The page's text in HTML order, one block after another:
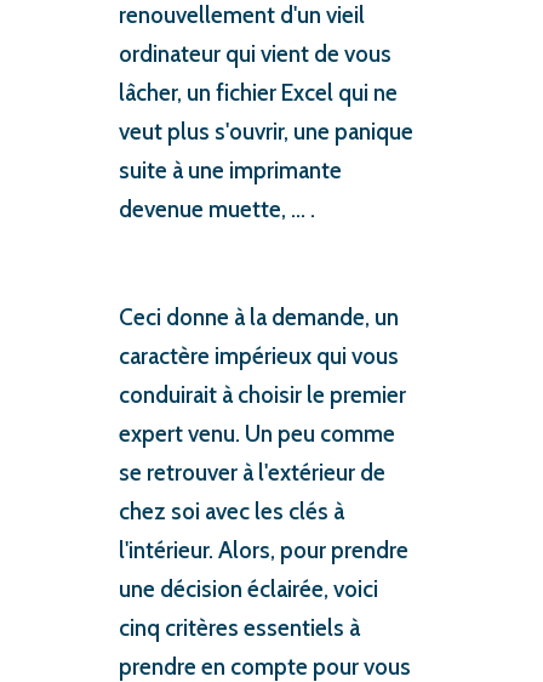
renouvellement d'un vieil
ordinateur qui vient de vous
lâcher, un fichier Excel qui ne
veut plus s'ouvrir, une panique
suite à une imprimante
devenue muette, ... .
Ceci donne à la demande, un
caractère impérieux qui vous
conduirait à choisir le premier
expert venu. Un peu comme
se retrouver à l'extérieur de
chez soi avec les clés à
l'intérieur. Alors, pour prendre
une décision éclairée, voici
cinq critères essentiels à
prendre en compte pour vous